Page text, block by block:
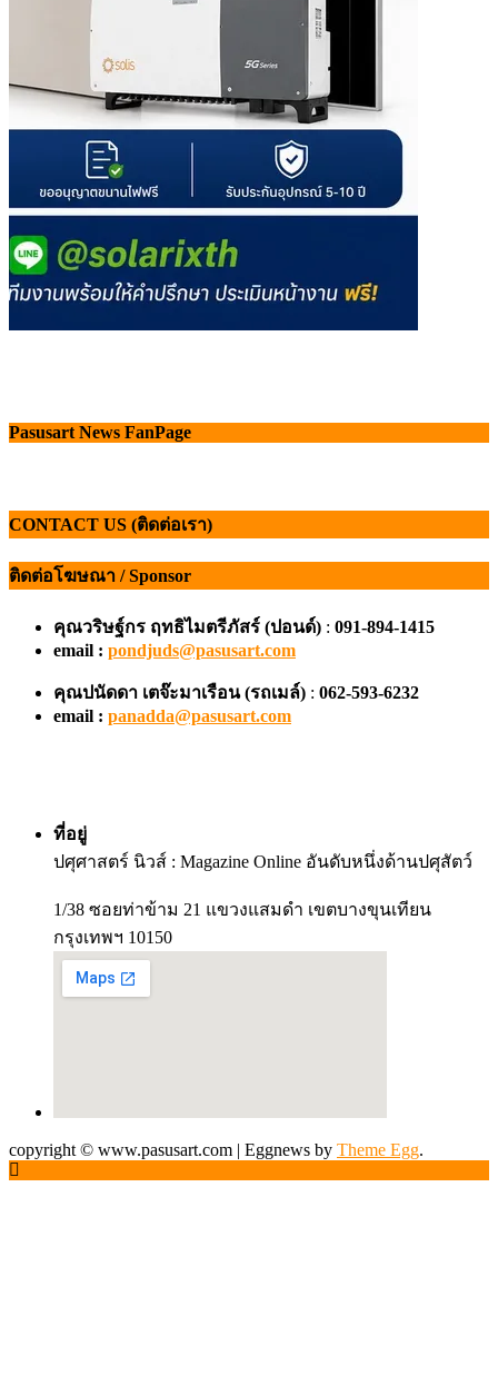
Pasusart News FanPage
CONTACT US (ติดต่อเรา)
ติดต่อโฆษณา / Sponsor
คุณวริษฐ์กร ฤทธิไมตรีภัสร์ (ปอนด์) : 091-894-1415
email : pondjuds@pasusart.com
คุณปนัดดา เตจ๊ะมาเรือน (รถเมล์) : 062-593-6232
email : panadda@pasusart.com
ที่อยู่
ปศุศาสตร์ นิวส์ : Magazine Online อันดับหนึ่งด้านปศุสัตว์
1/38 ซอยท่าข้าม 21 แขวงแสมดำ เขตบางขุนเทียน
กรุงเทพฯ 10150
copyright © www.pasusart.com | Eggnews by Theme Egg.